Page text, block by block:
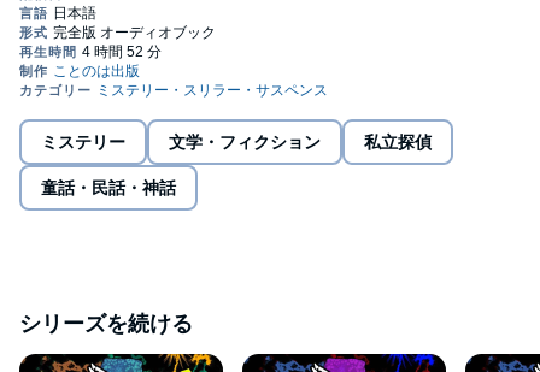
ミステリー 文学・フィクション 私立探偵
童話・民話・神話
シリーズを続ける